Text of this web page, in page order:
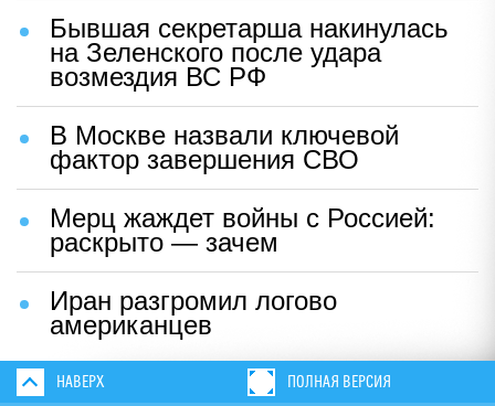
Бывшая секретарша накинулась
на Зеленского после удара
возмездия ВС РФ
В Москве назвали ключевой
фактор завершения СВО
Мерц жаждет войны с Россией:
раскрыто — зачем
Иран разгромил логово
американцев
НАВЕРХ ПОЛНАЯ ВЕРСИЯ